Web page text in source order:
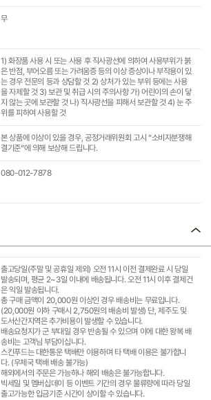
무
1) 화장품 사용 시 또는 사용 후 직사광선에 의하여 사용부위가 붉
은 반점, 부어오름 또는 가려움증 등의 이상 증상이나 부작용이 있
는 경우 전문의 등과 상담할 것 2) 상처가 있는 부위 등에는 사용
을 자제할 것 3) 보관 및 취급 시의 주의사항 가) 어린이의 손이 닿
지 않는 곳에 보관할 것 나) 직사광선을 피해서 보관할 것 4) 눈 주
위를 피하여 사용할 것
본 상품에 이상이 있을 경우, 공정거래위원회 고시 “소비자분쟁해
결기준”에 의해 보상해 드립니다.
080-012-7878
출고당일(주말 및 공휴일 제외) 오전 11시 이전 결제완료 시 당일
발송되며, 평균 2~3일 이내에 배송됩니다. 오전 11시 이후 결제건
은 익일 발송됩니다.
총 구매 금액이 20,000원 이상인 경우 배송비는 무료입니다.
(20,000원 이하 구매시 2,750원의 배송비 발생) 단, 제주도 및
도서산간지역은 추가비용이 발생할 수 있습니다.
배송요청지가 군 부대일 경우 반송될 수 있으며 이에 대한 왕복 배
송비는 고객님 부담이십니다.
스킨푸드는 대한통운 택배만 이용하며 타 택배 이용은 불가합니
다. (우체국 택배 배송 불가능)
해외에서의 주문은 가능하나 해외 배송은 불가능합니다.
빅세일 및 멤버십데이 등 이벤트 기간의 경우 물류량에 따라 당일
출고가능한 입금기준 시간이 상이할 수 있습니다.